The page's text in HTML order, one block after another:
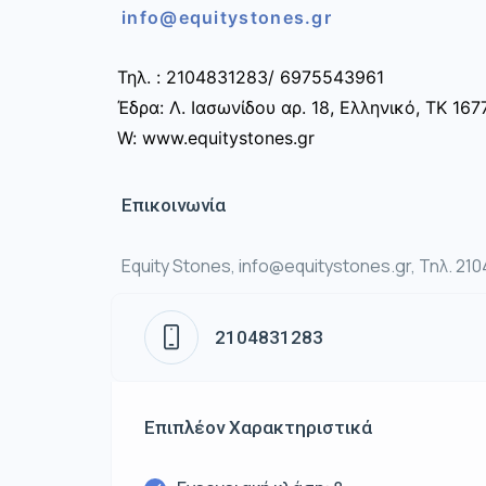
info@equitystones.gr
Τηλ. : 2104831283/ 6975543961
Έδρα: Λ. Ιασωνίδου αρ. 18, Ελληνικό, ΤΚ
W: www.equitystones.gr
Επικοινωνία
Equity Stones, info@equitystones.gr, Τηλ.
2104831283
Επιπλέον Χαρακτηριστικά